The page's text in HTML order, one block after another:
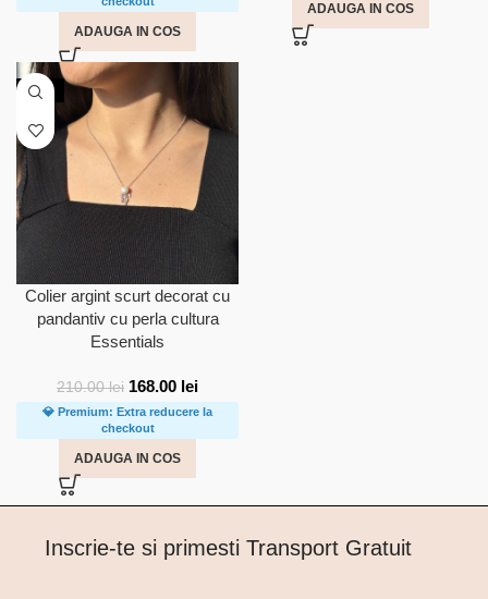
ADAUGA IN COS
ADAUGA IN COS
-20%
Colier argint scurt decorat cu
pandantiv cu perla cultura
Essentials
210.00lei 168.00 lei
💎 Premium: Extra reducere la
checkout
ADAUGA IN COS
Inscrie-te si primesti Transport Gratuit